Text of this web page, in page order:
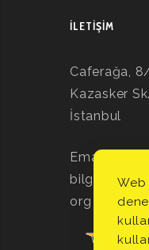
İLETIŞIM
Caferağa,
Kazasker
İstanbul
Email:
org
Web